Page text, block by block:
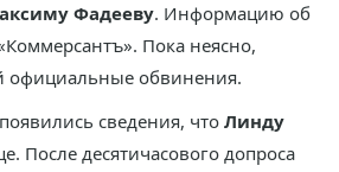
Фадееву. Информацию об
Пока неясно,
официальные обвинения.
сведения, что Линду
После десятичасового допроса